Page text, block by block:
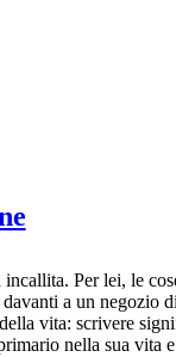
Per lei, le
a un negozio
vita: scrivere
nella sua vita